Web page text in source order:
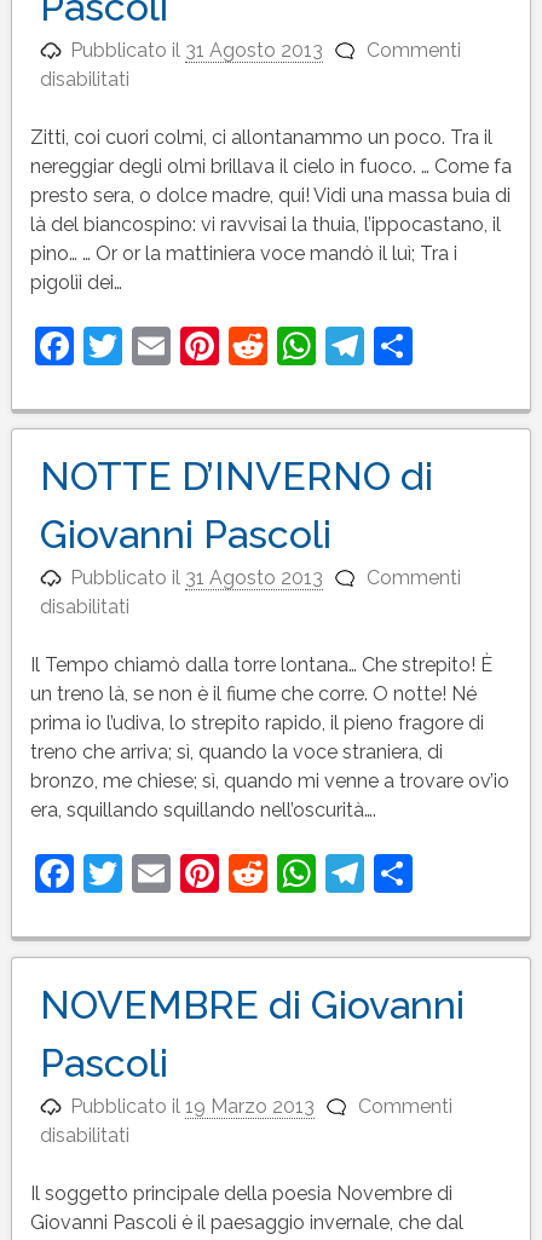
Pubblicato il 31 Agosto 2013
Commenti
disabilitatisu
MADRE
di
Giovanni
Pascoli
Zitti, coi cuori colmi, ci allontanammo un poco. Tra il
nereggiar degli olmi brillava il cielo in fuoco. … Come fa
presto sera, o dolce madre, qui! Vidi una massa buia di
là del biancospino: vi ravvisai la thuia, l’ippocastano, il
pino… … Or or la mattiniera voce mandò il luì; Tra i
pigolìi dei…
Facebook
Twitter
EmailPinterest
Reddit
WhatsApp
Telegram
NOTTE D’INVERNO di
Giovanni Pascoli
Pubblicato il 31 Agosto 2013
Commenti
disabilitatisu
D’INVERNO
di
Giovanni
Pascoli
Il Tempo chiamò dalla torre lontana… Che strepito! È
un treno là, se non è il fiume che corre. O notte! Né
prima io l’udiva, lo strepito rapido, il pieno fragore di
treno che arriva; sì, quando la voce straniera, di
bronzo, me chiese; sì, quando mi venne a trovare ov’io
era, squillando squillando nell’oscurità….
Facebook
Twitter
EmailPinterest
Reddit
WhatsApp
Telegram
NOVEMBRE di Giovanni
Pascoli
Pubblicato il19 Marzo 2013
Commenti
disabilitatisu
di
Giovanni
Il soggetto principale della poesia Novembre di
Giovanni Pascoli è il paesaggio invernale, che dal